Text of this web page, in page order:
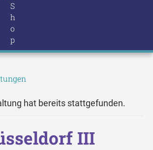
S
h
o
p
hat bereits stattgefunden.
III